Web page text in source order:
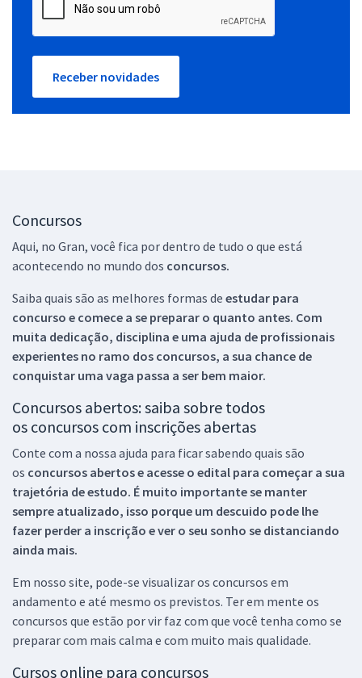
Receber novidades
Concursos
Aqui, no Gran, você fica por dentro de tudo o que está
acontecendo no mundo dos concursos.
Saiba quais são as melhores formas de estudar para
concurso e comece a se preparar o quanto antes. Com
muita dedicação, disciplina e uma ajuda de profissionais
experientes no ramo dos concursos, a sua chance de
conquistar uma vaga passa a ser bem maior.
Concursos abertos: saiba sobre todos
os concursos com inscrições abertas
Conte com a nossa ajuda para ficar sabendo quais são
os concursos abertos e acesse o edital para começar a sua
trajetória de estudo. É muito importante se manter
sempre atualizado, isso porque um descuido pode lhe
fazer perder a inscrição e ver o seu sonho se distanciando
ainda mais.
Em nosso site, pode-se visualizar os concursos em
andamento e até mesmo os previstos. Ter em mente os
concursos que estão por vir faz com que você tenha como se
preparar com mais calma e com muito mais qualidade.
Cursos online para concursos